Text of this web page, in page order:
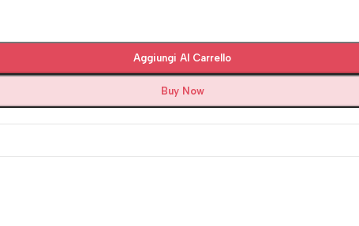
Aggiungi Al Carrello
Buy Now